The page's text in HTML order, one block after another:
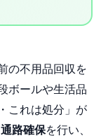
の不用品回収を
ボールや生活品
これは処分」が
通路確保を行い、